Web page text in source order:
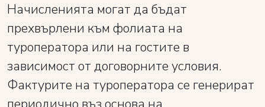
Начисленията могат да бъдат
прехвърлени към фолиата на
туроператора или на гостите в
зависимост от договорните условия.
Фактурите на туроператора се генерират